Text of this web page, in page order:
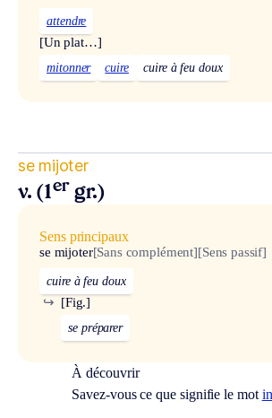
attendre
[Un plat…]
mitonner cuire cuire à feu doux
se mijoter
v. (1er gr.)
Sens principaux
se mijoter[Sans complément][Sens passif]
cuire à feu doux
[Fig.]
↪
se préparer
À découvrir
Savez-vous ce que signifie le mot